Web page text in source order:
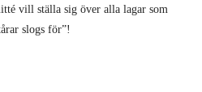
vill ställa sig över alla lagar som
slogs för”!